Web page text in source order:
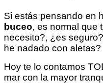
Si estás pensando en
buceo, es normal que
necesito?, ¿es
he nadado con aletas?
Hoy te lo contamos
mar con la mayor